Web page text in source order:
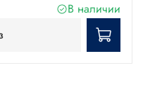
В наличии